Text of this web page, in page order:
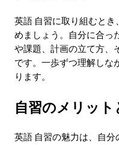
英語 自習に取り組むと
めましょう。自分に合っ
や課題、計画の立て方、
です。一歩ずつ理解しな
ります。
自習のメリット
英語 自習の魅力は、自